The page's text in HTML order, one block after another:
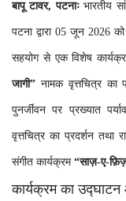
बापू टावर, पटनाः भारतीय
पटना द्वारा 05 जून 2026
सहयोग से एक विशेष
जागी” नामक वृत्तचित्र का
पुनर्जीवन पर प्रख्यात
वृत्तचित्र का प्रदर्शन तथा
संगीत कार्यक्रम “साज़-ए-
कार्यक्रम का उद्घाटन